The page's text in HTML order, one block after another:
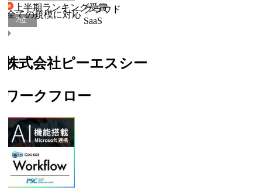
ての規模に対応
クラウド
SaaS
上半期ランキング受賞
2位
式会社ピーエスシー
ークフロー